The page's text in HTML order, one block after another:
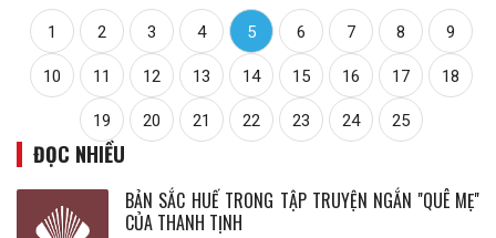
1 2 3 4 5 6 7 8 9
10 11 12 13 14 15 16 17 18
19 20 21 22 23 24 25
ĐỌC NHIỀU
BẢN SẮC HUẾ TRONG TẬP TRUYỆN NGẮN ''QUÊ MẸ''
CỦA THANH TỊNH